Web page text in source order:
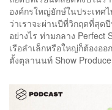
องค์กรใหญ่ยักษ์ในประเทศ
ว่าเราจะผ่านปีที่วิกฤตที่สุด
อย่างไร ท่ามกลาง
เรือลำเล็กหรือใหญ่ก็ต้องอ
ตั้งตุลานนท์ Show